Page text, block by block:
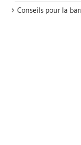
Conseils pour la